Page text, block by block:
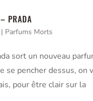
PRADA
Parfums Morts
sort un nouveau
se pencher dessus, on
pour être clair sur la